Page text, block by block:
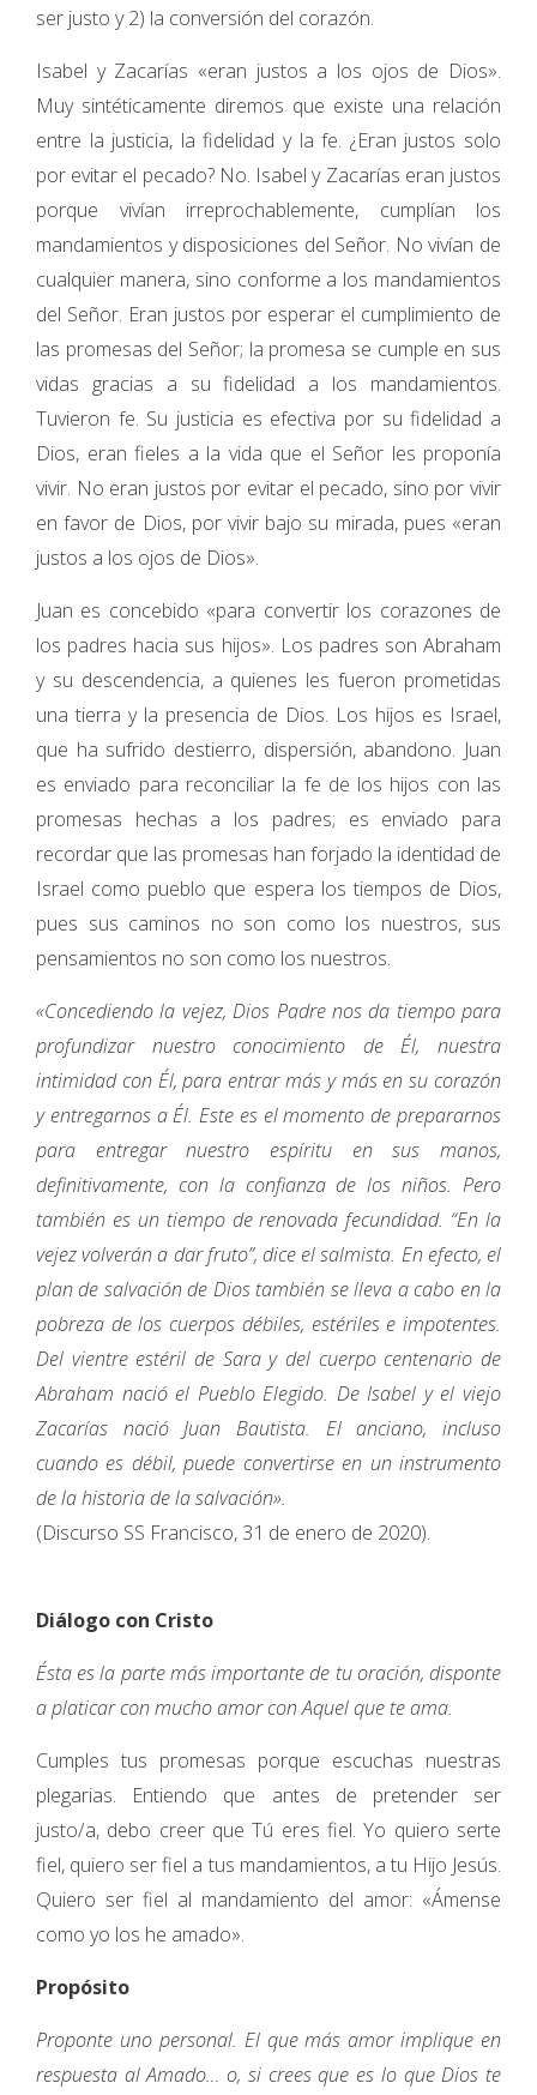
ser justo y 2) la conversión del corazón.
Isabel y Zacarías «eran justos a los ojos de Dios».
Muy sintéticamente diremos que existe una relación
entre la justicia, la fidelidad y la fe. ¿Eran justos solo
por evitar el pecado? No. Isabel y Zacarías eran justos
porque vivían irreprochablemente, cumplían los
mandamientos y disposiciones del Señor. No vivían de
cualquier manera, sino conforme a los mandamientos
del Señor. Eran justos por esperar el cumplimiento de
las promesas del Señor; la promesa se cumple en sus
vidas gracias a su fidelidad a los mandamientos.
Tuvieron fe. Su justicia es efectiva por su fidelidad a
Dios, eran fieles a la vida que el Señor les proponía
vivir. No eran justos por evitar el pecado, sino por vivir
en favor de Dios, por vivir bajo su mirada, pues «eran
justos a los ojos de Dios».
Juan es concebido «para convertir los corazones de
los padres hacia sus hijos». Los padres son Abraham
y su descendencia, a quienes les fueron prometidas
una tierra y la presencia de Dios. Los hijos es Israel,
que ha sufrido destierro, dispersión, abandono. Juan
es enviado para reconciliar la fe de los hijos con las
promesas hechas a los padres; es enviado para
recordar que las promesas han forjado la identidad de
Israel como pueblo que espera los tiempos de Dios,
pues sus caminos no son como los nuestros, sus
pensamientos no son como los nuestros.
«Concediendo la vejez, Dios Padre nos da tiempo para
profundizar nuestro conocimiento de Él, nuestra
intimidad con Él, para entrar más y más en su corazón
y entregarnos a Él. Este es el momento de prepararnos
para entregar nuestro espíritu en sus manos,
definitivamente, con la confianza de los niños. Pero
también es un tiempo de renovada fecundidad. “En la
vejez volverán a dar fruto”, dice el salmista. En efecto, el
plan de salvación de Dios también se lleva a cabo en la
pobreza de los cuerpos débiles, estériles e impotentes.
Del vientre estéril de Sara y del cuerpo centenario de
Abraham nació el Pueblo Elegido. De Isabel y el viejo
Zacarías nació Juan Bautista. El anciano, incluso
cuando es débil, puede convertirse en un instrumento
de la historia de la salvación».
(Discurso SS Francisco, 31 de enero de 2020).
Diálogo con Cristo
Ésta es la parte más importante de tu oración, disponte
a platicar con mucho amor con Aquel que te ama.
Cumples tus promesas porque escuchas nuestras
plegarias. Entiendo que antes de pretender ser
justo/a, debo creer que Tú eres fiel. Yo quiero serte
fiel, quiero ser fiel a tus mandamientos, a tu Hijo Jesús.
Quiero ser fiel al mandamiento del amor: «Ámense
como yo los he amado».
Propósito
Proponte uno personal. El que más amor implique en
respuesta al Amado… o, si crees que es lo que Dios te